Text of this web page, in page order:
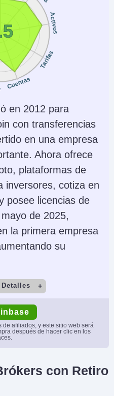
AlgoTrader,
Quantower
Trading Automatizado
Kraken Futures is
platforms which have
bots: Bookmap,
Caspian, FMZ Quant,
Gunbot, HaasOnline,
Hyndor, Margin
Stop Loss Garantizado
No
Activos
Tarifas
Cuentas
en 2012 para
con transferencias
en una empresa
Ahora ofrece
plataformas de
inversores, cotiza en
posee licencias de
de 2025,
la primera empresa
su
Depósito Mínimo
$0
Regulador
afiliados, y este sitio web será
después de hacer clic en los
con Retiro